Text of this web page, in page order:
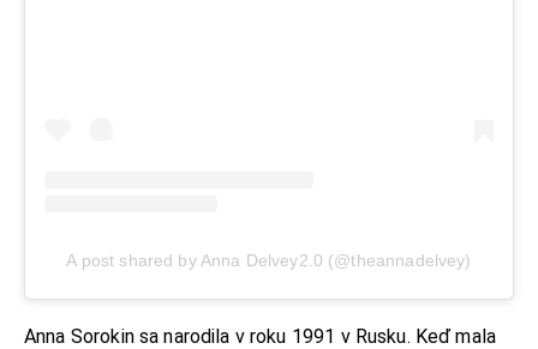
A post shared by Anna Delvey2.0 (@theannadelvey)
Anna Sorokin sa narodila v roku 1991 v Rusku. Keď mala